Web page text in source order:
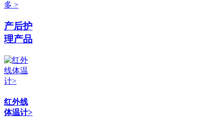
多 >
产后护
理产品
红外线
体温计>